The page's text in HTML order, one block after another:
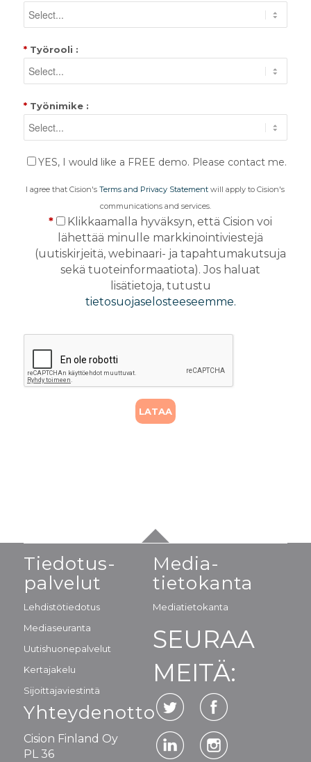
*Työrooli :
*Työnimike :
YES, I would like a FREE demo. Please contact me.
I agree that Cision'sTerms and Privacy Statementwill apply to Cision's
communications and services.
*
Klikkaamalla hyväksyn, että Cision voi
lähettää minulle markkinointiviestejä
(uutiskirjeitä, webinaari- ja tapahtumakutsuja
sekä tuoteinformaatiota). Jos haluat
lisätietoja, tutustu
tietosuojaselosteeseemme.
Tiedotus-
palvelut
Lehdistötiedotus
Mediaseuranta
Uutishuonepalvelut
Kertajakelu
Sijoittajaviestintä
Yhteydenotto
Cision Finland Oy
PL 36
Media-
tietokanta
Mediatietokanta
SEURAA
MEITÄ: